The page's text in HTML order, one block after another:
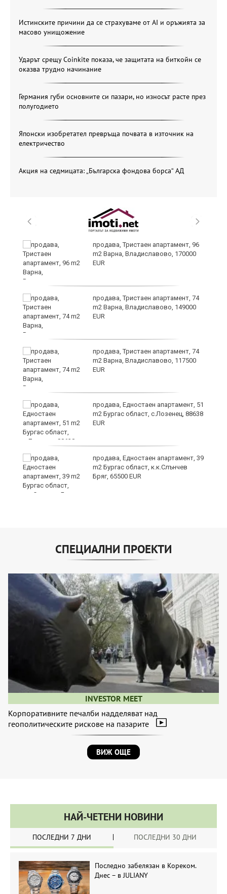
Истинските причини да се страхуваме от AI и оръжията за
масово унищожение
Ударът срещу Coinkite показа, че защитата на биткойн се
оказва трудно начинание
Германия губи основните си пазари, но износът расте през
полугодието
Японски изобретател превръща почвата в източник на
електричество
Акция на седмицата: „Българска фондова борса“ АД
продава, Тристаен апартамент, 96
m2 Варна, Владиславово, 170000
EUR
продава, Тристаен апартамент, 74
m2 Варна, Владиславово, 149000
EUR
продава, Тристаен апартамент, 74
m2 Варна, Владиславово, 117500
EUR
продава, Едностаен апартамент, 51
m2 Бургас област, с.Лозенец, 88638
EUR
продава, Едностаен апартамент, 39
m2 Бургас област, к.к.Слънчев
Бряг, 65500 EUR
СПЕЦИАЛНИ ПРОЕКТИ
INVESTOR MEET
Корпоративните печалби надделяват над
геополитическите рискове на пазарите
ВИЖ ОЩЕ
НАЙ-ЧЕТЕНИ НОВИНИ
ПОСЛЕДНИ 7 ДНИ ПОСЛЕДНИ 30 ДНИ
Последно забелязан в Кореком.
Днес – в JULIANY